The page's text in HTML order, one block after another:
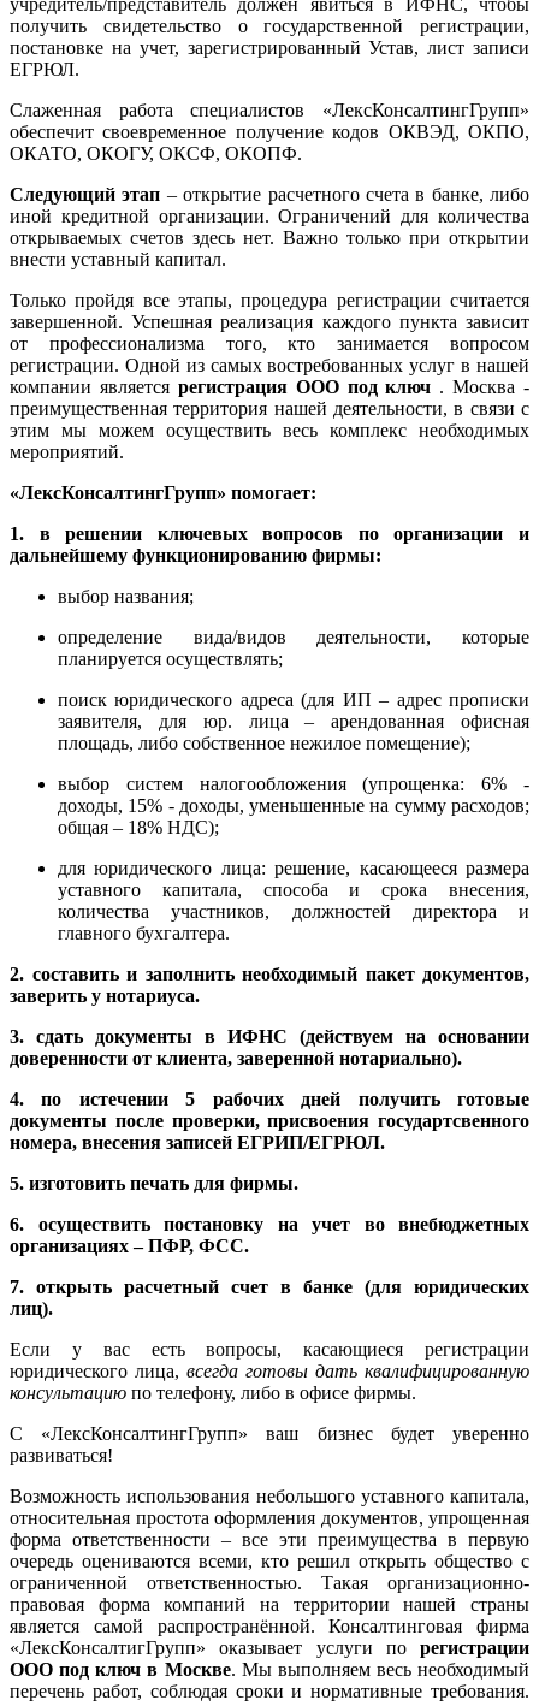
получить свидетельство о государственной регистрации,
постановке на учет, зарегистрированный Устав, лист записи
ЕГРЮЛ.
Слаженная работа специалистов «ЛексКонсалтингГрупп»
обеспечит своевременное получение кодов ОКВЭД, ОКПО,
ОКАТО, ОКОГУ, ОКСФ, ОКОПФ.
Следующий этап – открытие расчетного счета в банке, либо
иной кредитной организации. Ограничений для количества
открываемых счетов здесь нет. Важно только при открытии
внести уставный капитал.
Только пройдя все этапы, процедура регистрации считается
завершенной. Успешная реализация каждого пункта зависит
от профессионализма того, кто занимается вопросом
регистрации. Одной из самых востребованных услуг в нашей
компании является регистрация ООО под ключ . Москва -
преимущественная территория нашей деятельности, в связи с
этим мы можем осуществить весь комплекс необходимых
мероприятий.
«ЛексКонсалтингГрупп» помогает:
1. в решении ключевых вопросов по организации и
дальнейшему функционированию фирмы:
выбор названия;
определение вида/видов деятельности, которые
планируется осуществлять;
поиск юридического адреса (для ИП – адрес прописки
заявителя, для юр. лица – арендованная офисная
площадь, либо собственное нежилое помещение);
выбор систем налогообложения (упрощенка: 6% -
доходы, 15% - доходы, уменьшенные на сумму расходов;
общая – 18% НДС);
для юридического лица: решение, касающееся размера
уставного капитала, способа и срока внесения,
количества участников, должностей директора и
главного бухгалтера.
2. составить и заполнить необходимый пакет документов,
заверить у нотариуса.
3. сдать документы в ИФНС (действуем на основании
доверенности от клиента, заверенной нотариально).
4. по истечении 5 рабочих дней получить готовые
документы после проверки, присвоения государтсвенного
номера, внесения записей ЕГРИП/ЕГРЮЛ.
5. изготовить печать для фирмы.
6. осуществить постановку на учет во внебюджетных
организациях – ПФР, ФСС.
7. открыть расчетный счет в банке (для юридических
лиц).
Если у вас есть вопросы, касающиеся регистрации
юридического лица, всегда готовы дать квалифицированную
консультацию по телефону, либо в офисе фирмы.
С «ЛексКонсалтингГрупп» ваш бизнес будет уверенно
развиваться!
Возможность использования небольшого уставного капитала,
относительная простота оформления документов, упрощенная
форма ответственности – все эти преимущества в первую
очередь оцениваются всеми, кто решил открыть общество с
ограниченной ответственностью. Такая организационно-
правовая форма компаний на территории нашей страны
является самой распространённой. Консалтинговая фирма
«ЛексКонсалтигГрупп» оказывает услуги по регистрации
ООО под ключ в Москве. Мы выполняем весь необходимый
перечень работ, соблюдая сроки и нормативные требования.